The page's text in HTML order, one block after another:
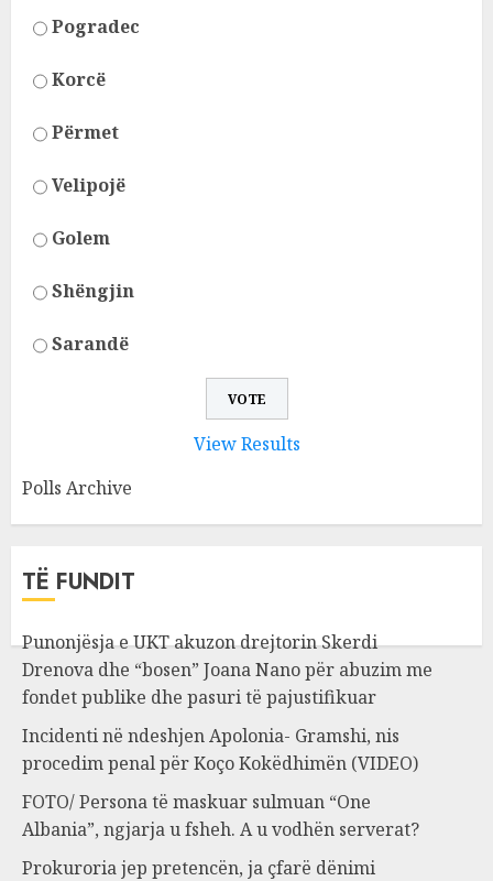
Pogradec
Korcë
Përmet
Velipojë
Golem
Shëngjin
Sarandë
View Results
Polls Archive
TË FUNDIT
Punonjësja e UKT akuzon drejtorin Skerdi
Drenova dhe “bosen” Joana Nano për abuzim me
fondet publike dhe pasuri të pajustifikuar
Incidenti në ndeshjen Apolonia- Gramshi, nis
procedim penal për Koço Kokëdhimën (VIDEO)
FOTO/ Persona të maskuar sulmuan “One
Albania”, ngjarja u fsheh. A u vodhën serverat?
Prokuroria jep pretencën, ja çfarë dënimi